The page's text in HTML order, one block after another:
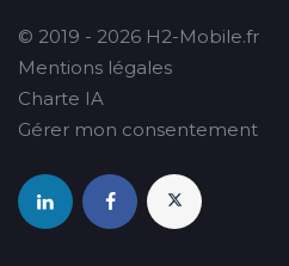
© 2019 - 2026 H2-Mobile.fr
Mentions légales
Charte IA
Gérer mon consentement